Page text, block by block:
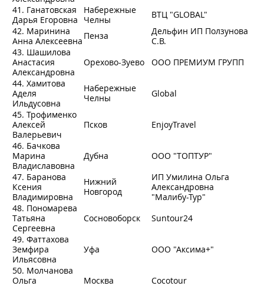
41. Ганатовская
Дарья Егоровна
Набережные
Челны
ВТЦ "GLOBAL"
42. Маринина
Анна Алексеевна Пенза
Дельфин ИП Ползунова
С.В.
43. Шашилова
Анастасия
Александровна
Орехово-Зуево
ООО ПРЕМИУМ ГРУПП
44. Хамитова
Аделя
Ильдусовна
Набережные
Челны
Global
45. Трофименко
Алексей
Валерьевич
Псков
EnjoyTravel
46. Бачкова
Марина
Владиславовна
Дубна
ООО "ТОПТУР"
47. Баранова
Ксения
Владимировна
Нижний
Новгород
ИП Умилина Ольга
Александровна
"Малибу-Тур"
48. Пономарева
Татьяна
Сергеевна
Сосновоборск
Suntour24
49. Фаттахова
Земфира
Ильясовна
Уфа
ООО "Аксима+"
50. Молчанова
Ольга
Москва
Cocotour